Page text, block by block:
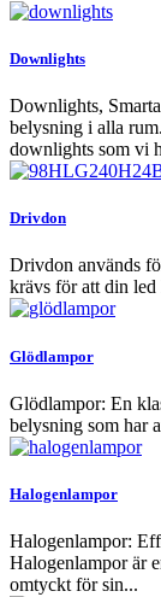
Downlights
Downlights,
belysning i alla
downlights som vi
Drivdon
Drivdon används
krävs för att din
Glödlampor
Glödlampor: En
belysning som har
Halogenlampor
Halogenlampor:
Halogenlampor är
omtyckt för sin...